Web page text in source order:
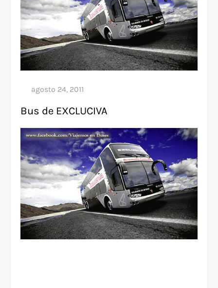
Bus de EXCLUCIVA